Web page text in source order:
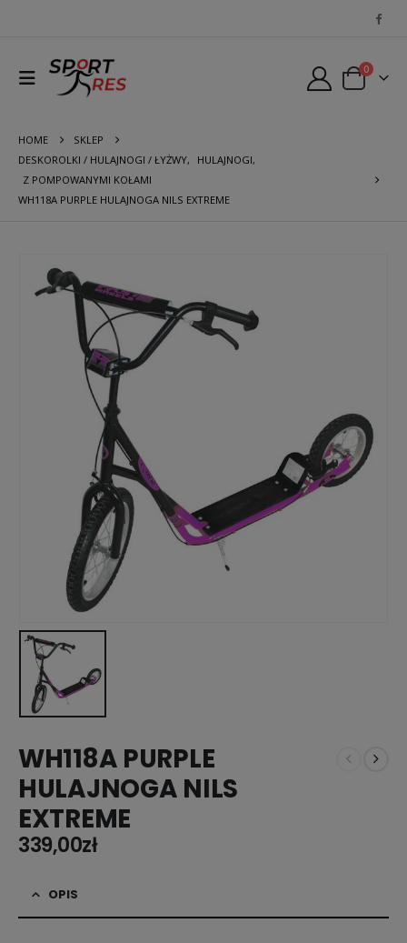
0
HOME
SKLEP
DESKOROLKI / HULAJNOGI / ŁYŻWY, HULAJNOGI,
Z POMPOWANYMI KOŁAMI
WH118A PURPLE HULAJNOGA NILS EXTREME
WH118A PURPLE
HULAJNOGA NILS
EXTREME
339,00zł
OPIS